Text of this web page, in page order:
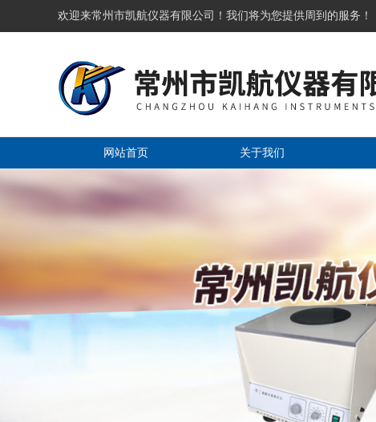
欢迎来常州市凯航仪器有限公司！我们将为您提供周到的服务！
网站首页 关于我们